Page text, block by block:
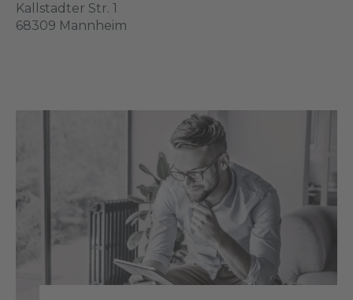
Kallstadter Str. 1
68309 Mannheim